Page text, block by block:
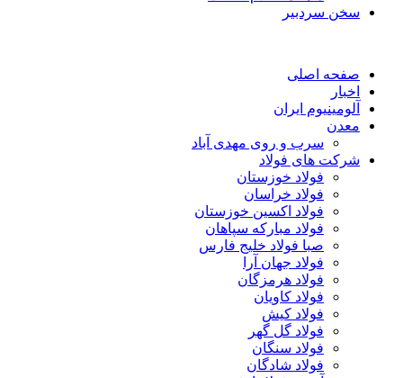
سخن سردبیر
صفحه اصلی
اخبار
آلومینیوم ایران
معدن
سرب و روی مهدی آباد
شرکت های فولاد
فولاد خوزستان
فولاد خراسان
فولاد اکسین خوزستان
فولاد مبارکه سپاهان
صبا فولاد خلیج فارس
فولاد جهان آرا
فولاد هرمزگان
فولاد کاویان
فولاد کیش
فولاد گل گهر
فولاد سنگان
فولاد شادگان